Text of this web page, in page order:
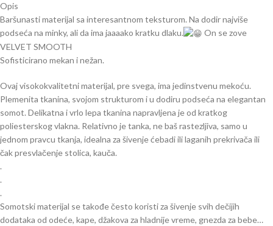
Opis
Baršunasti materijal sa interesantnom teksturom. Na dodir najviše
podseća na minky, ali da ima jaaaako kratku dlaku.
On se zove
VELVET SMOOTH
Sofisticirano mekan i nežan.
Ovaj visokokvalitetni materijal, pre svega, ima jedinstvenu mekoću.
Plemenita tkanina, svojom strukturom i u dodiru podseća na elegantan
somot. Delikatna i vrlo lepa tkanina napravljena je od kratkog
poliesterskog vlakna. Relativno je tanka, ne baš rastezljiva, samo u
jednom pravcu tkanja, idealna za šivenje ćebadi ili laganih prekrivača ili
čak presvlačenje stolica, kauča.
.
.
.
Somotski materijal se takođe često koristi za šivenje svih dečijih
dodataka od odeće, kape, džakova za hladnije vreme, gnezda za bebe…